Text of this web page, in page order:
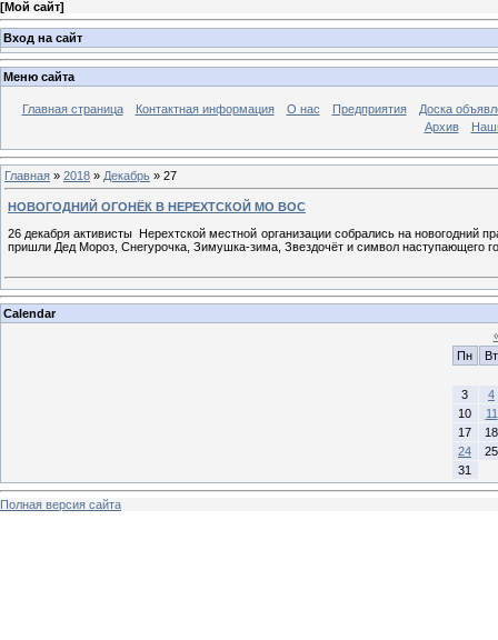
[Мой сайт]
Вход на сайт
Меню сайта
Главная страница Контактная информация О нас Предприятия
Доска
Архив
Главная » 2018 » Декабрь » 27
НОВОГОДНИЙ ОГОНЁК В НЕРЕХТСКОЙ МО ВОС
26 декабря активисты Нерехтской местной организации собрались на новогодний
пришли Дед Мороз, Снегурочка, Зимушка-зима, Звездочёт и символ наступающего
Calendar
Пн
Вт
3
4
10
11
17
18
24
25
31
Полная версия сайта